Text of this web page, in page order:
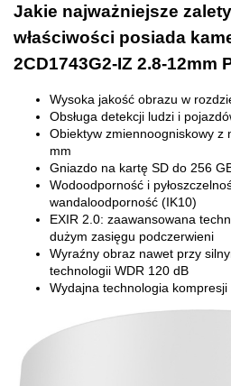
Jakie najważniejsze
właściwości posiada
2CD1743G2-IZ 2.8-12mm
Wysoka jakość obrazu w
Obsługa detekcji ludzi i
Obiektyw zmiennoogniskowy z
mm
Gniazdo na kartę SD do 256
Wodoodporność i
wandaloodporność (IK10)
EXIR 2.0: zaawansowana
dużym zasięgu podczerwieni
Wyraźny obraz nawet przy
technologii WDR 120 dB
Wydajna technologia kompresji